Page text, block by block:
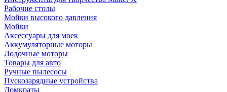
Рабочие столы
Мойки высокого давления
Мойки
Аксессуары для моек
Аккумуляторные моторы
Лодочные моторы
Товары для авто
Ручные пылесосы
Пускозарядные устройства
Домкраты